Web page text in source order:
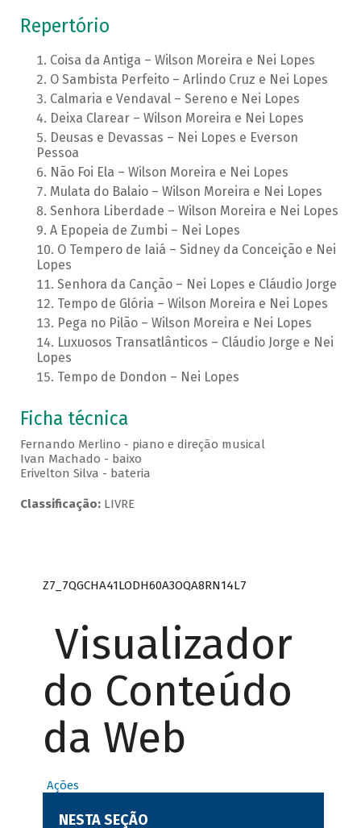
Repertório
Coisa da Antiga – Wilson Moreira e Nei Lopes
O Sambista Perfeito – Arlindo Cruz e Nei Lopes
Calmaria e Vendaval – Sereno e Nei Lopes
Deixa Clarear – Wilson Moreira e Nei Lopes
Deusas e Devassas – Nei Lopes e Everson
Pessoa
Não Foi Ela – Wilson Moreira e Nei Lopes
Mulata do Balaio – Wilson Moreira e Nei Lopes
Senhora Liberdade – Wilson Moreira e Nei Lopes
A Epopeia de Zumbi – Nei Lopes
O Tempero de Iaiá – Sidney da Conceição e Nei
Lopes
Senhora da Canção – Nei Lopes e Cláudio Jorge
Tempo de Glória – Wilson Moreira e Nei Lopes
Pega no Pilão – Wilson Moreira e Nei Lopes
Luxuosos Transatlânticos – Cláudio Jorge e Nei
Lopes
Tempo de Dondon – Nei Lopes
Ficha técnica
Fernando Merlino - piano e direção musical
Ivan Machado - baixo
Erivelton Silva - bateria
Classificação:LIVRE
Z7_7QGCHA41LODH60A3OQA8RN14L7
Visualizador
do Conteúdo
da Web
Ações
NESTA SEÇÃO